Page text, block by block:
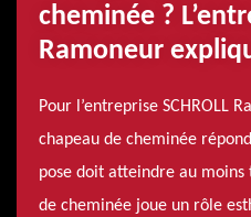
cheminée ?
Ramoneur
Pour l’entreprise SCHROLL
chapeau de cheminée
pose doit atteindre au moins
de cheminée joue un rôle